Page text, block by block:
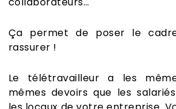
Ça permet de poser le
rassurer !
Le télétravailleur a les
mêmes devoirs que les